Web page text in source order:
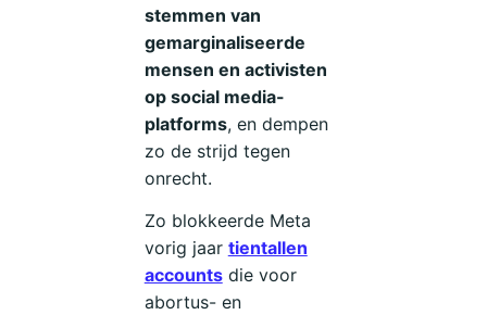
stemmen van
gemarginaliseerde
mensen en activisten
op social media-
platforms, en dempen
zo de strijd tegen
onrecht.
Zo blokkeerde Meta
vorig jaar tientallen
accountsdie voor
abortus- en